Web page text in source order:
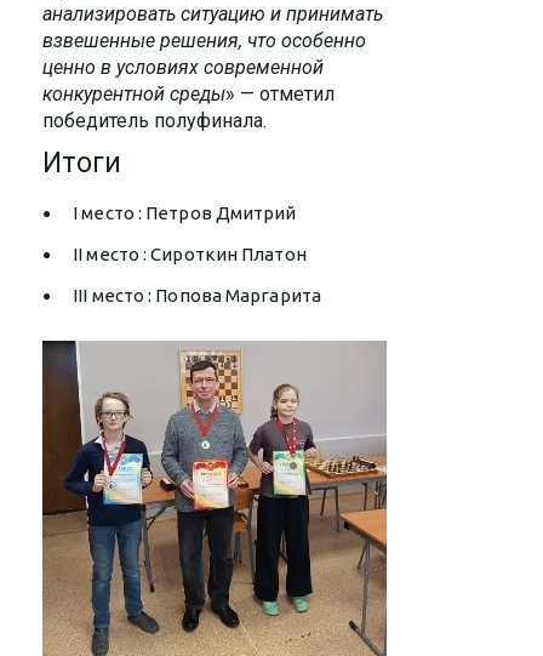
анализировать ситуацию и принимать
взвешенные решения, что особенно
ценно в условиях современной
конкурентной среды» — отметил
победитель полуфинала.
Итоги
I место : Петров Дмитрий
II место : Сироткин Платон
III место : Попова Маргарита